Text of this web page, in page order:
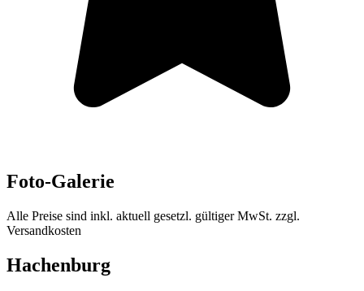
Foto-Galerie
Alle Preise sind inkl. aktuell gesetzl. gültiger MwSt. zzgl.
Versandkosten
Hachenburg